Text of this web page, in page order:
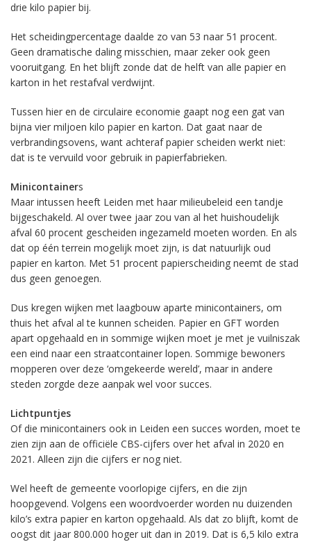
drie kilo papier bij.
Het scheidingpercentage daalde zo van 53 naar 51 procent.
Geen dramatische daling misschien, maar zeker ook geen
vooruitgang. En het blijft zonde dat de helft van alle papier en
karton in het restafval verdwijnt.
Tussen hier en de circulaire economie gaapt nog een gat van
bijna vier miljoen kilo papier en karton. Dat gaat naar de
verbrandingsovens, want achteraf papier scheiden werkt niet:
dat is te vervuild voor gebruik in papierfabrieken.
Minicontainers
Maar intussen heeft Leiden met haar milieubeleid een tandje
bijgeschakeld. Al over twee jaar zou van al het huishoudelijk
afval 60 procent gescheiden ingezameld moeten worden. En als
dat op één terrein mogelijk moet zijn, is dat natuurlijk oud
papier en karton. Met 51 procent papierscheiding neemt de stad
dus geen genoegen.
Dus kregen wijken met laagbouw aparte minicontainers, om
thuis het afval al te kunnen scheiden. Papier en GFT worden
apart opgehaald en in sommige wijken moet je met je vuilniszak
een eind naar een straatcontainer lopen. Sommige bewoners
mopperen over deze ‘omgekeerde wereld’, maar in andere
steden zorgde deze aanpak wel voor succes.
Lichtpuntjes
Of die minicontainers ook in Leiden een succes worden, moet te
zien zijn aan de officiële CBS-cijfers over het afval in 2020 en
2021. Alleen zijn die cijfers er nog niet.
Wel heeft de gemeente voorlopige cijfers, en die zijn
hoopgevend. Volgens een woordvoerder worden nu duizenden
kilo’s extra papier en karton opgehaald. Als dat zo blijft, komt de
oogst dit jaar 800.000 hoger uit dan in 2019. Dat is 6,5 kilo extra